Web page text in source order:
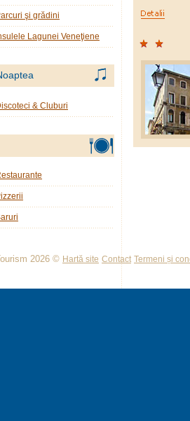
şi grădini
Lagunei Veneţiene
& Cluburi
2026 © Hartă site Contact Termeni și